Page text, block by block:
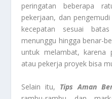
peringatan beberapa
pekerjaan, dan
kecepatan sesuai
menunggu hingga benar-
untuk melambat, karena
atau pekerja proyek bisa
Selain itu, Tips Aman